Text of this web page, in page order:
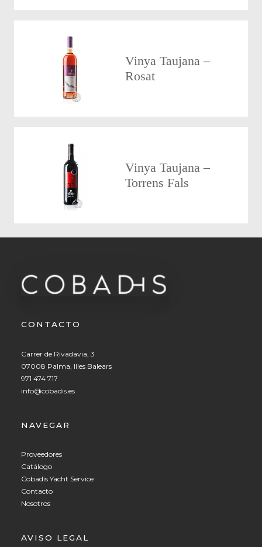
Vinya Taujana –
Rosat
Vinya Taujana –
Torrens Fals
CONTACTO
Carrer de Rivadavia, 3
07008 Palma, Illes Balears
971 474 717
info@cobadis.es
NAVEGAR
Proveedores
Catálogo
Cobadis Yacht Service
Contacto
Nosotros
AVISO LEGAL